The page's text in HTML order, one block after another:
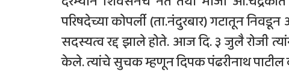
परिषदेच्या कोपर्ली (ता.नंदुरबार) गटातून
सदस्यत्व रद्द झाले होते. आज दि. ३ जुलै रोजी
केले. त्यांचे सुचक म्हणून दिपक पंढरीनाथ पाटील व